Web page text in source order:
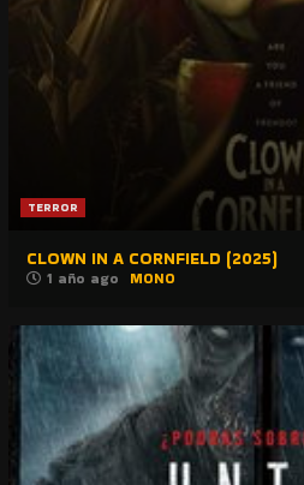
TERROR
CLOWN IN A CORNFIELD (2025)
1 año ago MONO